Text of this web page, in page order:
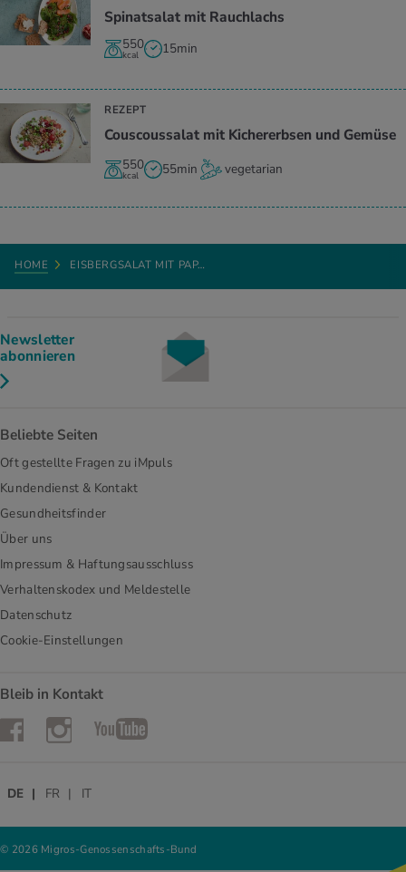
Spinatsalat mit Rauchlachs
550
kcal 15min
REZEPT
Couscoussalat mit Kichererbsen und Gemüse
550
kcal 55min vegetarian
HOME EISBERGSALAT MIT PAP…
Newsletter
abonnieren
Beliebte Seiten
Oft gestellte Fragen zu iMpuls
Kundendienst & Kontakt
Gesundheitsfinder
Über uns
Impressum & Haftungsausschluss
Verhaltenskodex und Meldestelle
Datenschutz
Cookie-Einstellungen
Bleib in Kontakt
FacebookInstagramYouTube
© 2026 Migros-Genossenschafts-Bund
DE FR IT